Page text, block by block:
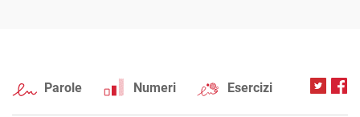
Parole Numeri Esercizi